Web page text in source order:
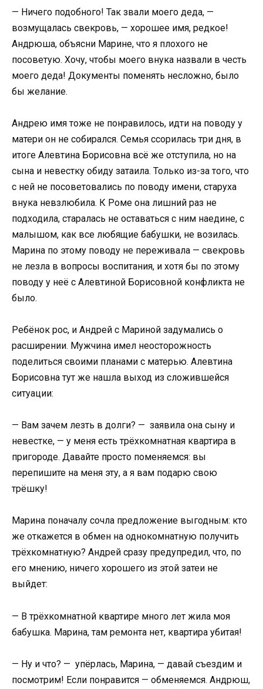
— Ничего подобного! Так звали моего деда, —
возмущалась свекровь, — хорошее имя, редкое!
Андрюша, объясни Марине, что я плохого не
посоветую. Хочу, чтобы моего внука назвали в честь
моего деда! Документы поменять несложно, было
бы желание.
Андрею имя тоже не понравилось, идти на поводу у
матери он не собирался. Семья ссорилась три дня, в
итоге Алевтина Борисовна всё же отступила, но на
сына и невестку обиду затаила. Только из-за того, что
с ней не посоветовались по поводу имени, старуха
внука невзлюбила. К Роме она лишний раз не
подходила, старалась не оставаться с ним наедине, с
малышом, как все любящие бабушки, не возилась.
Марина по этому поводу не переживала — свекровь
не лезла в вопросы воспитания, и хотя бы по этому
поводу у неё с Алевтиной Борисовной конфликта не
было.
Ребёнок рос, и Андрей с Мариной задумались о
расширении. Мужчина имел неосторожность
поделиться своими планами с матерью. Алевтина
Борисовна тут же нашла выход из сложившейся
ситуации:
— Вам зачем лезть в долги? — заявила она сыну и
невестке, — у меня есть трёхкомнатная квартира в
пригороде. Давайте просто поменяемся: вы
перепишите на меня эту, а я вам подарю свою
трёшку!
Марина поначалу сочла предложение выгодным: кто
же откажется в обмен на однокомнатную получить
трёхкомнатную? Андрей сразу предупредил, что, по
его мнению, ничего хорошего из этой затеи не
выйдет:
— В трёхкомнатной квартире много лет жила моя
бабушка. Марина, там ремонта нет, квартира убитая!
— Ну и что? — упёрлась, Марина, — давай съездим и
посмотрим! Если понравится — обменяемся. Андрюш,